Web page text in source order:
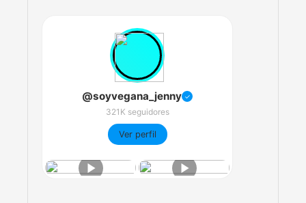
@soyvegana_jenny ✓
321K seguidores
Ver perfil